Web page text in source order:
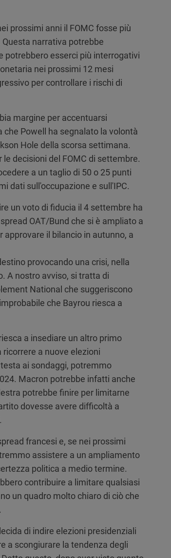
prossimi anni il FOMC fosse più
narrativa potrebbe
potrebbero esserci più interrogativi
nei prossimi 12 mesi
per controllare i rischi di
margine per accentuarsi
Powell ha segnalato la volontà
Hole della scorsa settimana.
decisioni del FOMC di settembre.
a un taglio di 50 o 25 punti
dati sull'occupazione e sull'IPC.
un voto di fiducia il 4 settembre ha
OAT/Bund che si è ampliato a
approvare il bilancio in autunno, a
provocando una crisi, nella
A nostro avviso, si tratta di
National che suggeriscono
che Bayrou riesca a
a insediare un altro primo
a nuove elezioni
ai sondaggi, potremmo
Macron potrebbe infatti anche
potrebbe finire per limitarne
dovesse avere difficoltà a
francesi e, se nei prossimi
assistere a un ampliamento
politica a medio termine.
contribuire a limitare qualsiasi
un quadro molto chiaro di ciò che
di indire elezioni presidenziali
a scongiurare la tendenza degli